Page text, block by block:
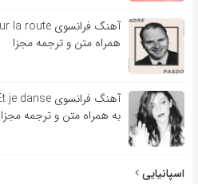
همراه متن و ترجمه مجزا
به همراه متن و ترجمه مجزا
اسپانیایی